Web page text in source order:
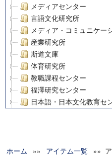
メディアセンター
言語文化研究所
メディア・コミュニケー
産業研究所
斯道文庫
体育研究所
教職課程センター
福澤研究センター
日本語・日本文化教育セ
グローバルリサーチイン
ホーム »» アイテム一覧 »»